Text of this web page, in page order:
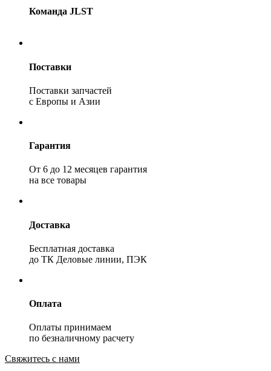
Команда JLST
Поставки
Поставки запчастей
с Европы и Азии
Гарантия
От 6 до 12 месяцев гарантия
на все товары
Доставка
Бесплатная доставка
до ТК Деловые линии, ПЭК
Оплата
Оплаты принимаем
по безналичному расчету
Свяжитесь с нами